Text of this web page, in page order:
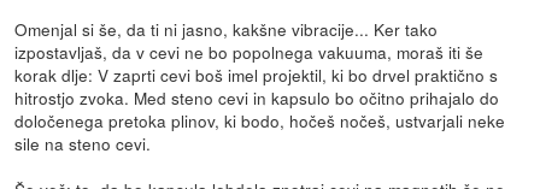
Omenjal si še, da ti ni jasno, kakšne vibracije... Ker tako
izpostavljaš, da v cevi ne bo popolnega vakuuma, moraš iti še
korak dlje: V zaprti cevi boš imel projektil, ki bo drvel praktično s
hitrostjo zvoka. Med steno cevi in kapsulo bo očitno prihajalo do
določenega pretoka plinov, ki bodo, hočeš nočeš, ustvarjali neke
sile na steno cevi.